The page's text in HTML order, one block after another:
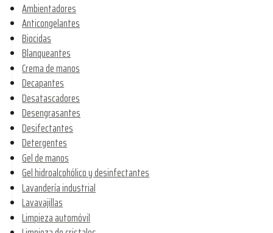
Ambientadores
Anticongelantes
Biocidas
Blanqueantes
Crema de manos
Decapantes
Desatascadores
Desengrasantes
Desifectantes
Detergentes
Gel de manos
Gel hidroalcohólico y desinfectantes
Lavandería industrial
Lavavajillas
Limpieza automóvil